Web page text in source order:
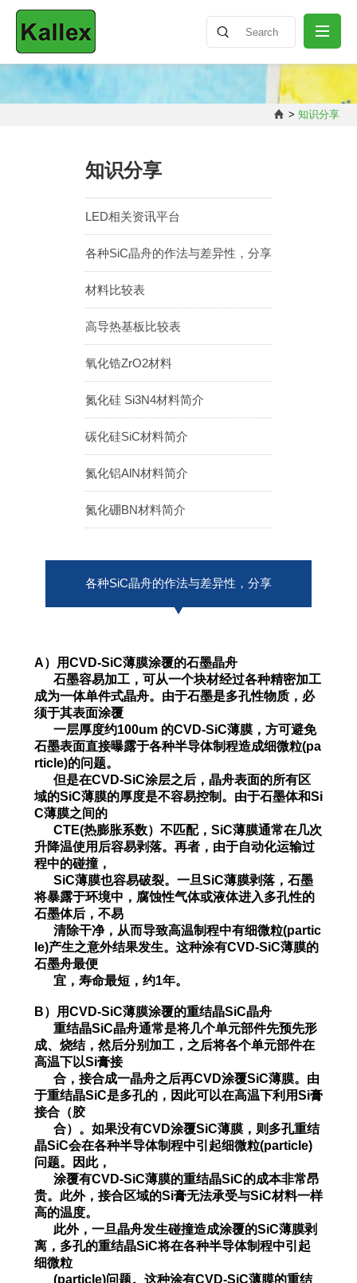
公司介绍
产品介绍
知识分享
ENGLISH
簡中
> 知识分享
知识分享
LED相关资讯平台
各种SiC晶舟的作法与差异性，分享
材料比较表
高导热基板比较表
氧化锆ZrO2材料
氮化硅 Si3N4材料简介
碳化硅SiC材料简介
氮化铝AlN材料简介
氮化硼BN材料简介
各种SiC晶舟的作法与差异性，分享
A）用CVD-SiC薄膜涂覆的石墨晶舟
石墨容易加工，可从一个块材经过各种精密加工
成为一体单件式晶舟。由于石墨是多孔性物质，必
须于其表面涂覆
一层厚度约100um 的CVD-SiC薄膜， 方可避免
石墨表面直接曝露于各种半导体制程造成细微粒(pa
rticle)的问题。
但是在CVD-SiC涂层之后，晶舟表面的所有区
域的SiC薄膜的厚度是不容易控制。由于石墨体和Si
C薄膜之间的
CTE(热膨胀系数）不匹配，SiC薄膜通常在几次
升降温使用后容易剥落。再者，由于自动化运输过
程中的碰撞，
SiC薄膜也容易破裂。一旦SiC薄膜剥落，石墨
将暴露于环境中，腐蚀性气体或液体进入多孔性的
石墨体后，不易
清除干净，从而导致高温制程中有细微粒(partic
le)产生之意外结果发生。这种涂有CVD-SiC薄膜的
石墨舟最便
宜， 寿命最短，约1年。
B）用CVD-SiC薄膜涂覆的重结晶SiC晶舟
重结晶SiC晶舟通常是将几个单元部件先预先形
成、烧结，然后分别加工，之后将各个单元部件在
高温下以Si膏接
合， 接合成一晶舟之后再CVD涂覆SiC薄膜。由
于重结晶SiC是多孔的，因此可以在高温下利用Si膏
接合（胶
合）。 如果没有CVD涂覆SiC薄膜，则多孔重结
晶SiC会在各种半导体制程中引起细微粒(particle)
问题。因此，
涂覆有CVD-SiC薄膜的重结晶SiC的成本非常昂
贵。此外，接合区域的Si膏无法承受与SiC材料一样
高的温度。
此外，一旦晶舟发生碰撞造成涂覆的SiC薄膜剥
离，多孔的重结晶SiC将在各种半导体制程中引起
细微粒
(particle)问题。 这种涂有CVD-SiC薄膜的重结